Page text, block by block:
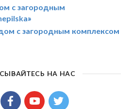
с загородным
с загородным комплексом
НА НАС